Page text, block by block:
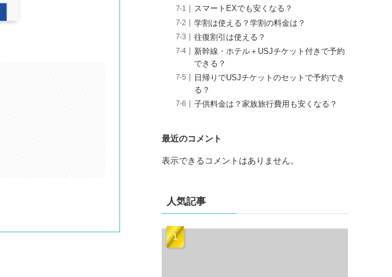
スマートEXでも安くなる？
学割は使える？学割の料金は？
往復割引は使える？
新幹線・ホテル＋USJチケット付きで予約
できる？
日帰りでUSJチケットのセットで予約でき
る？
子供料金は？家族旅行費用も安くなる？
最近のコメント
表示できるコメントはありません。
人気記事